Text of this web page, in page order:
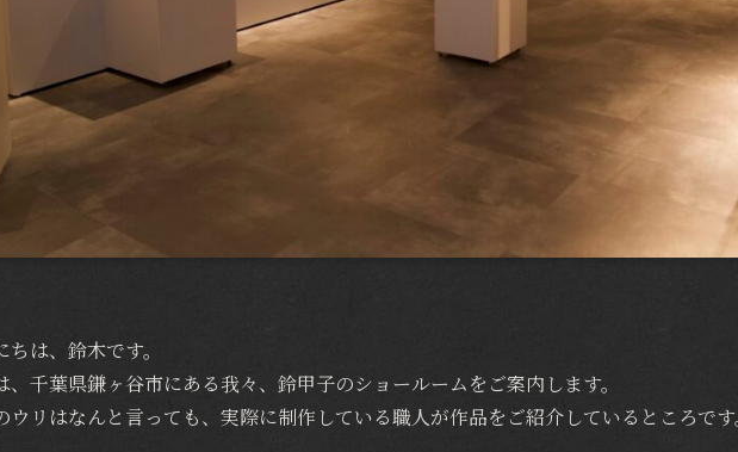
ちは、鈴木です。
、千葉県鎌ヶ谷市にある我々、鈴甲子のショールームをご案内します。
ウリはなんと言っても、実際に制作している職人が作品をご紹介しているところで